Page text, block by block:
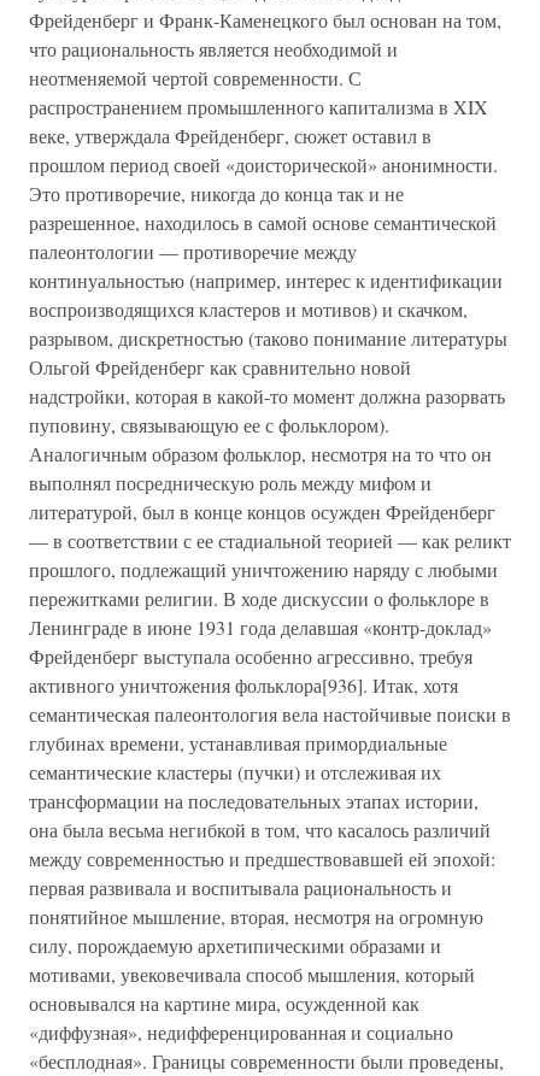
Фрейденберг и Франк-Каменецкого был основан на том,
что рациональность является необходимой и
неотменяемой чертой современности. С
распространением промышленного капитализма в XIX
веке, утверждала Фрейденберг, сюжет оставил в
прошлом период своей «доисторической» анонимности.
Это противоречие, никогда до конца так и не
разрешенное, находилось в самой основе семантической
палеонтологии — противоречие между
континуальностью (например, интерес к идентификации
воспроизводящихся кластеров и мотивов) и скачком,
разрывом, дискретностью (таково понимание литературы
Ольгой Фрейденберг как сравнительно новой
надстройки, которая в какой-то момент должна разорвать
пуповину, связывающую ее с фольклором).
Аналогичным образом фольклор, несмотря на то что он
выполнял посредническую роль между мифом и
литературой, был в конце концов осужден Фрейденберг
— в соответствии с ее стадиальной теорией — как реликт
прошлого, подлежащий уничтожению наряду с любыми
пережитками религии. В ходе дискуссии о фольклоре в
Ленинграде в июне 1931 года делавшая «контр-доклад»
Фрейденберг выступала особенно агрессивно, требуя
активного уничтожения фольклора[936]. Итак, хотя
семантическая палеонтология вела настойчивые поиски в
глубинах времени, устанавливая примордиальные
семантические кластеры (пучки) и отслеживая их
трансформации на последовательных этапах истории,
она была весьма негибкой в том, что касалось различий
между современностью и предшествовавшей ей эпохой:
первая развивала и воспитывала рациональность и
понятийное мышление, вторая, несмотря на огромную
силу, порождаемую архетипическими образами и
мотивами, увековечивала способ мышления, который
основывался на картине мира, осужденной как
«диффузная», недифференцированная и социально
«бесплодная». Границы современности были проведены,